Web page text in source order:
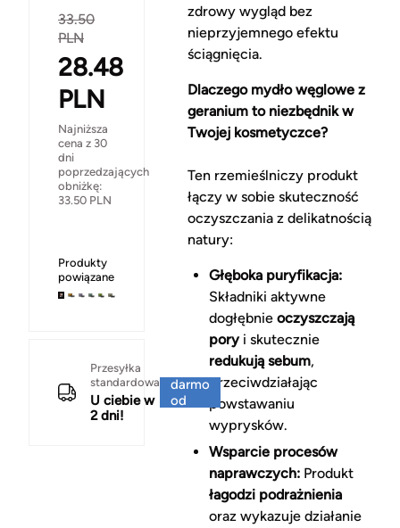
33.50
PLN
28.48
PLN
Najniższa
cena z 30
dni
poprzedzających
obniżkę:
33.50 PLN
Produkty
powiązane
Przesyłka
standardowa
U ciebie w
2 dni!
darmo
od
zdrowy wygląd bez
nieprzyjemnego efektu
ściągnięcia.
Dlaczego mydło węglowe z
geranium to niezbędnik w
Twojej kosmetyczce?
Ten rzemieślniczy produkt
łączy w sobie skuteczność
oczyszczania z delikatnością
natury:
Głęboka puryfikacja:
Składniki aktywne
dogłębnie oczyszczają
poryi skutecznie
redukują sebum,
przeciwdziałając
powstawaniu
wyprysków.
Wsparcie procesów
naprawczych:Produkt
łagodzi podrażnienia
oraz wykazuje działanie